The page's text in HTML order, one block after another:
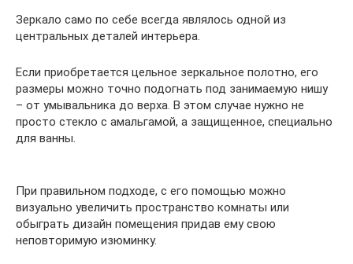
Зеркало само по себе всегда являлось одной из
центральных деталей интерьера.
Если приобретается цельное зеркальное полотно, его
размеры можно точно подогнать под занимаемую нишу
– от умывальника до верха. В этом случае нужно не
просто стекло с амальгамой, а защищенное, специально
для ванны.
При правильном подходе, с его помощью можно
визуально увеличить пространство комнаты или
обыграть дизайн помещения придав ему свою
неповторимую изюминку.